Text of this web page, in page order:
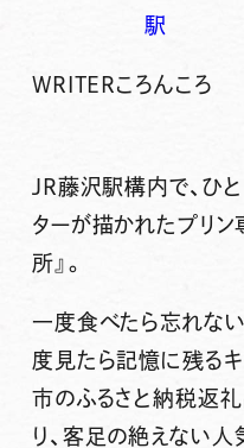
駅
WRITERころんころ
JR藤沢駅構内で、ひ
ターが描かれたプリ
所』 。
一度食べたら忘れな
度見たら記憶に残るキ
市のふるさと納税返
り、客足の絶えない人